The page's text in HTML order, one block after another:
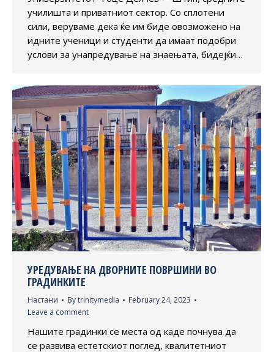
училишта и приватниот сектор. Со сплотени
сили, веруваме дека ќе им биде овозможено на
идните ученици и студенти да имаат подобри
услови за унапредување на знаењата, бидејќи…
УРЕДУВАЊЕ НА ДВОРНИТЕ ПОВРШИНИ ВО
ГРАДИНКИТЕ
Настани Bytrinitymedia
February 24, 2023
Leave a comment
Нашите градинки се места од каде почнува да
се развива естетскиот поглед, квалитетниот